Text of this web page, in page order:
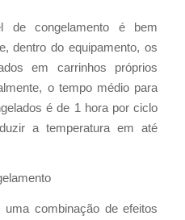
de congelamento é bem
dentro do equipamento, os
em carrinhos próprios
o tempo médio para
é de 1 hora por ciclo
a temperatura em até
combinação de efeitos